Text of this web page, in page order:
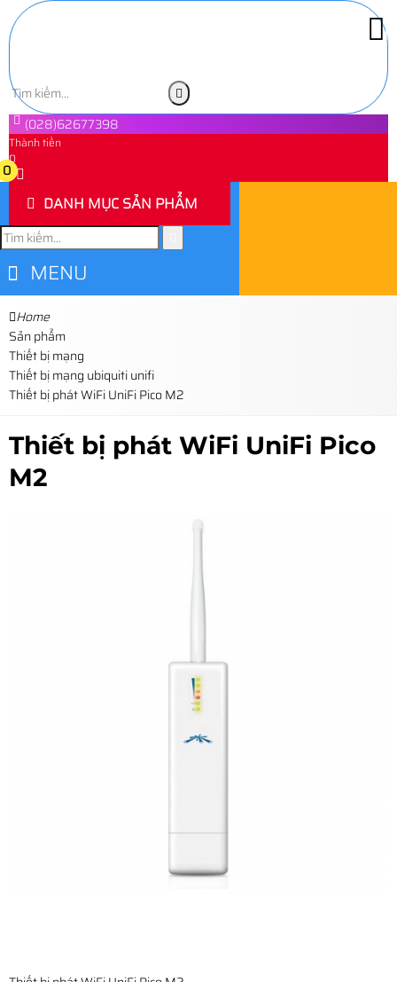
(028)62677398
Thành tiền
0
0
DANH MỤC SẢN PHẨM
MENU
Home
Sản phẩm
Thiết bị mạng
Thiết bị mạng ubiquiti unifi
Thiết bị phát WiFi UniFi Pico M2
Thiết bị phát WiFi UniFi Pico
M2